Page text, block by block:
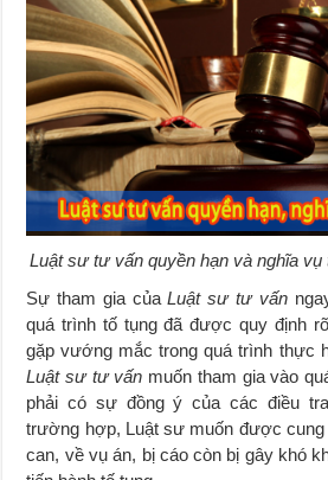
Luật sư tư vấn quyền hạn và nghĩa vụ
Sự tham gia củaLuật sư tư vấn
quá trình tố tụng đã được quy định
gặp vướng mắc trong quá trình thực
Luật sư tư vấn muốn tham gia vào
phải có sự đồng ý của các điều
trường hợp, Luật sư muốn được cung
can, về vụ án, bị cáo còn bị gây khó